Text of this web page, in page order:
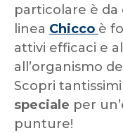
particolare è da
linea Chicco è
attivi efficaci e
all’organismo
Scopri
speciale per
punture!